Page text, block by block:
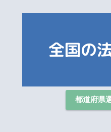
都道府県